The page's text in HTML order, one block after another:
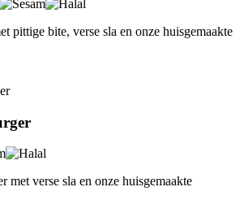
pittige bite, verse sla en onze huisgemaakte
met verse sla en onze huisgemaakte